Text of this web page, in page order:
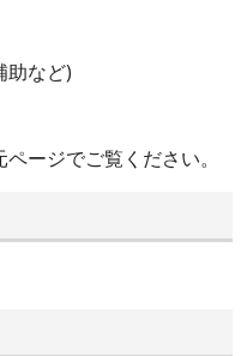
助など)
ージでご覧ください。